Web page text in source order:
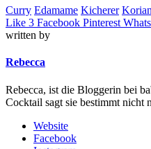
Curry Edamame Kicherer
Like 3 Facebook Pinterest
written by
Rebecca
Rebecca, ist die Bloggerin bei
Cocktail sagt sie bestimmt nicht
Website
Facebook